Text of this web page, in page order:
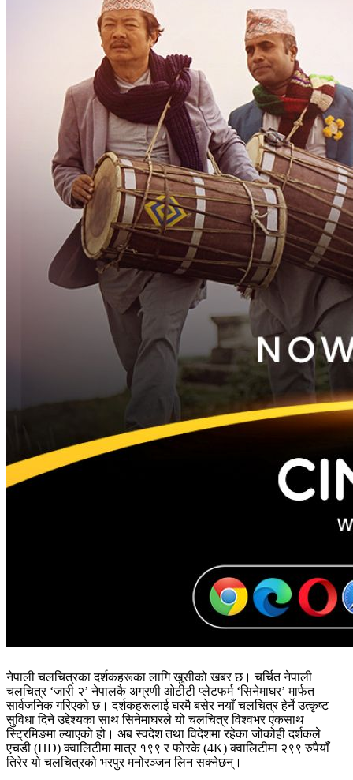
नेपाली चलचित्रका दर्शकहरूका लागि खुसीको खबर छ। चर्चित नेपाली
चलचित्र ‘जारी २’ नेपालकै अग्रणी ओटीटी प्लेटफर्म ‘सिनेमाघर’ मार्फत
सार्वजनिक गरिएको छ। दर्शकहरूलाई घरमै बसेर नयाँ चलचित्र हेर्ने उत्कृष्ट
सुविधा दिने उद्देश्यका साथ सिनेमाघरले यो चलचित्र विश्वभर एकसाथ
स्ट्रिमिङमा ल्याएको हो। अब स्वदेश तथा विदेशमा रहेका जोकोही दर्शकले
एचडी (HD) क्वालिटीमा मात्र १९९ र फोरके (4K) क्वालिटीमा २९९ रुपैयाँ
तिरेर यो चलचित्रको भरपुर मनोरञ्जन लिन सक्नेछन्।